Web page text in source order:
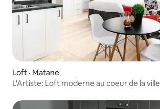
Loft · Matane
L'Artiste: Loft moderne au coeur de la ville